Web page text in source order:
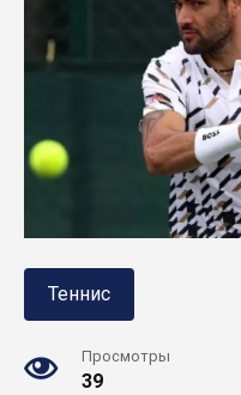
Теннис
Просмотры
39